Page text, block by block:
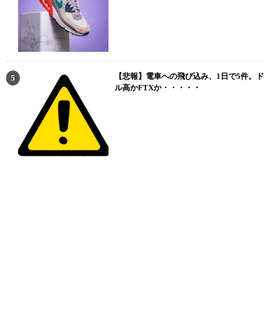
【悲報】電車への飛び込み、1日で5件。ド
ル高かFTXか・・・・・